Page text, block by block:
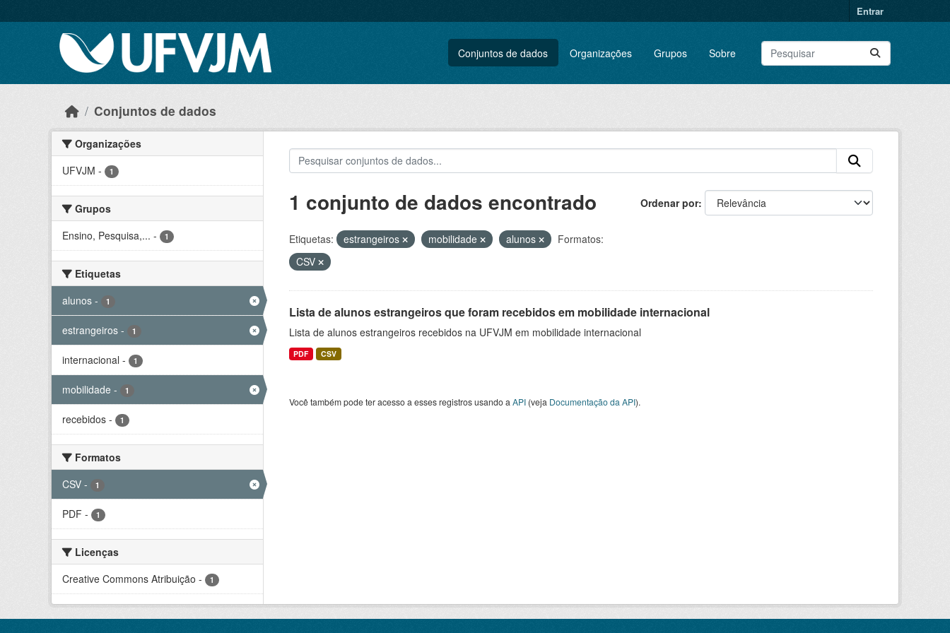
Entrar
Conjuntos de dados Organizações Grupos Sobre
Conjuntos de dados
Organizações
UFVJM - 1
Grupos
Ensino, Pesquisa,... - 1
Etiquetas
alunos - 1
estrangeiros - 1
internacional - 1
mobilidade - 1
recebidos - 1
Formatos
CSV - 1
PDF - 1
Licenças
Creative Commons Atribuição - 1
Ordenar por
1 conjunto de dados encontrado
Etiquetas: estrangeiros mobilidade alunos
Formatos:
CSV
Lista de alunos estrangeiros que foram recebidos em mobilidade internacional
Lista de alunos estrangeiros recebidos na UFVJM em mobilidade internacional
PDF CSV
Você também pode ter acesso a esses registros usando a API(veja Documentação da API).